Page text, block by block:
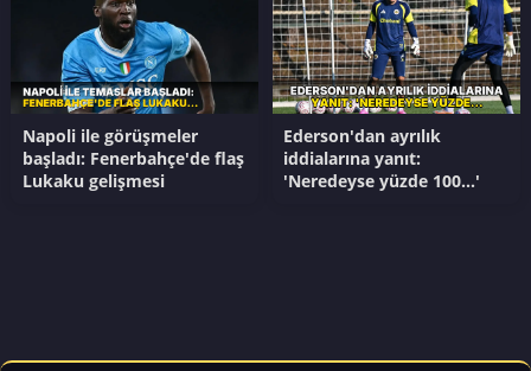
Napoli ile görüşmeler
başladı: Fenerbahçe'de flaş
Lukaku gelişmesi
Ederson'dan ayrılık
iddialarına yanıt:
'Neredeyse yüzde 100...'